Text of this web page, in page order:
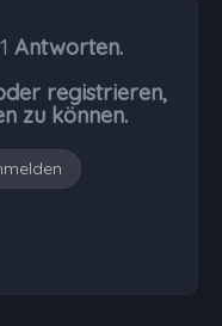
Antworten.
registrieren,
zu können.